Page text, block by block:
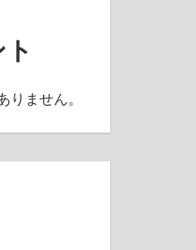
ません。